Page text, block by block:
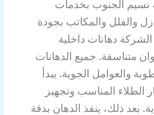
نسيم الجنوب بخدمات
والفلل والمكاتب بجودة
الشركة دهانات داخلية
متناسقة. جميع الدهانات
والعوامل الجوية. يبدأ
الطلاء المناسب وتجهيز
بعد ذلك، ينفذ الدهان بدقة